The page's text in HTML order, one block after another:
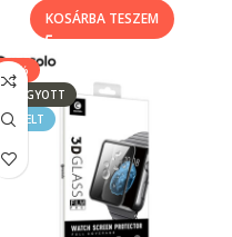
KOSÁRBA TESZEM
-33%
ELFOGYOTT
KIEMELT